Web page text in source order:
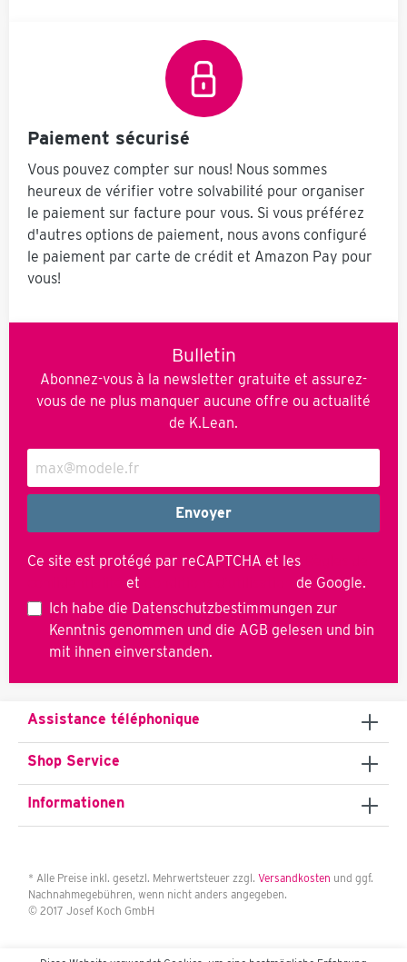
Paiement sécurisé
Vous pouvez compter sur nous! Nous sommes
heureux de vérifier votre solvabilité pour organiser
le paiement sur facture pour vous. Si vous préférez
d'autres options de paiement, nous avons configuré
le paiement par carte de crédit et Amazon Pay pour
vous!
Bulletin
Abonnez-vous à la newsletter gratuite et assurez-
vous de ne plus manquer aucune offre ou actualité
de K.Lean.
Envoyer
Ce site est protégé par reCAPTCHA et les
et
de Google.
Ich habe die Datenschutzbestimmungen zur
Kenntnis genommen und die AGB gelesen und bin
mit ihnen einverstanden.
Assistance téléphonique
Shop Service
Informationen
* Alle Preise inkl. gesetzl. Mehrwertsteuer zzgl. Versandkosten und ggf.
Nachnahmegebühren, wenn nicht anders angegeben.
© 2017 Josef Koch GmbH